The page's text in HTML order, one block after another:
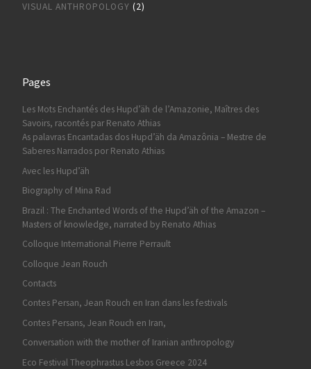
VISUAL ANTHROPOLOGY (2)
Pages
Les Mots Enchantés des Hupd’äh de l’Amazonie, Maîtres des
Savoirs, racontés par Renato Athias
As palavras Encantadas dos Hupd’äh da Amazônia – Mestre de
Saberes Narrados por Renato Athias
Avec les Hupd’äh
Biography of Mina Rad
Brazil : The Enchanted Words of the Hupd’äh of the Amazon –
Masters of knowledge, narrated by Renato Athias
Colloque International Pierre Perrault
Colloque Jean Rouch
Contacts
Contes Persan, Jean Rouch en Iran dans les festivals
Contes Persans, Jean Rouch en Iran,
Conversation with the mother of Iranian anthropology
Eco Festival Theophrastus Lesbos Greece 2024